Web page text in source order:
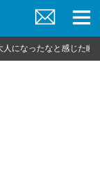
問
い
ニ
ュ
人になったなと感じた瞬